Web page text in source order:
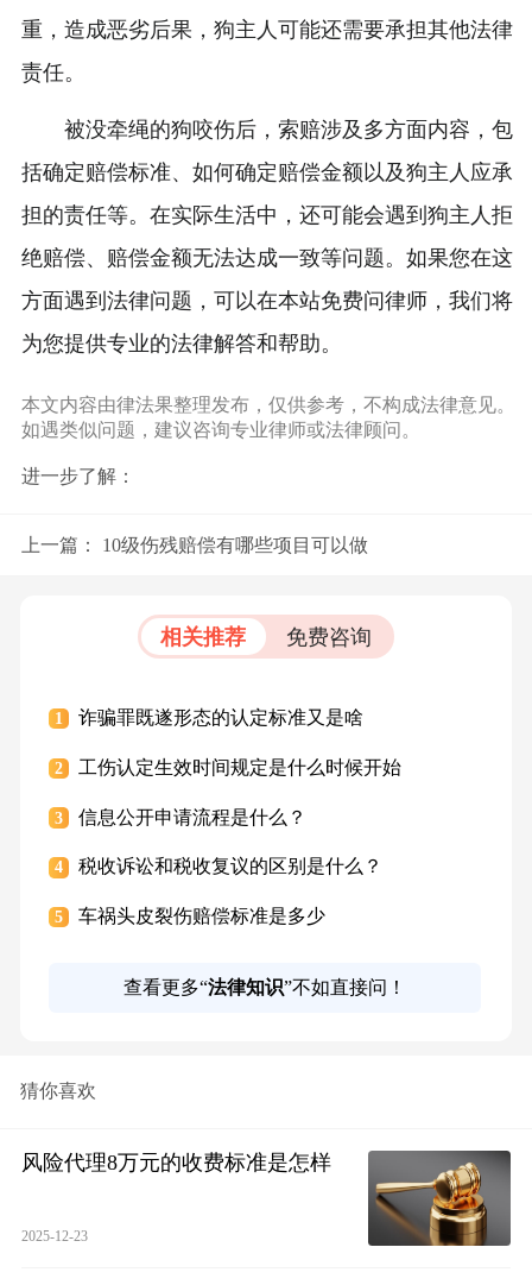
重，造成恶劣后果，狗主人可能还需要承担其他法律
责任。
被没牵绳的狗咬伤后，索赔涉及多方面内容，包
括确定赔偿标准、如何确定赔偿金额以及狗主人应承
担的责任等。在实际生活中，还可能会遇到狗主人拒
绝赔偿、赔偿金额无法达成一致等问题。如果您在这
方面遇到法律问题，可以在本站免费问律师，我们将
为您提供专业的法律解答和帮助。
本文内容由律法果整理发布，仅供参考，不构成法律意见。
如遇类似问题，建议咨询专业律师或法律顾问。
进一步了解：
上一篇： 10级伤残赔偿有哪些项目可以做
相关推荐 免费咨询
1 诈骗罪既遂形态的认定标准又是啥
2 工伤认定生效时间规定是什么时候开始
3 信息公开申请流程是什么？
4 税收诉讼和税收复议的区别是什么？
5 车祸头皮裂伤赔偿标准是多少
查看更多“法律知识”不如直接问！
猜你喜欢
风险代理8万元的收费标准是怎样
2025-12-23